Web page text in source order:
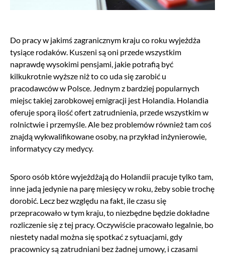
Do pracy w jakimś zagranicznym kraju co roku wyjeżdża
tysiące rodaków. Kuszeni są oni przede wszystkim
naprawdę wysokimi pensjami, jakie potrafią być
kilkukrotnie wyższe niż to co uda się zarobić u
pracodawców w Polsce. Jednym z bardziej popularnych
miejsc takiej zarobkowej emigracji jest Holandia. Holandia
oferuje sporą ilość ofert zatrudnienia, przede wszystkim w
rolnictwie i przemyśle. Ale bez problemów również tam coś
znajdą wykwalifikowane osoby, na przykład inżynierowie,
informatycy czy medycy.
Sporo osób które wyjeżdżają do Holandii pracuje tylko tam,
inne jadą jedynie na parę miesięcy w roku, żeby sobie trochę
dorobić. Lecz bez względu na fakt, ile czasu się
przepracowało w tym kraju, to niezbędne będzie dokładne
rozliczenie się z tej pracy. Oczywiście pracowało legalnie, bo
niestety nadal można się spotkać z sytuacjami, gdy
pracownicy są zatrudniani bez żadnej umowy, i czasami